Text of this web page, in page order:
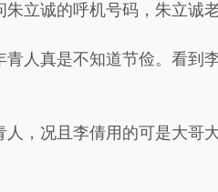
立诚的呼机号码，朱立诚
人真是不知道节俭。看到
，况且李倩用的可是大哥